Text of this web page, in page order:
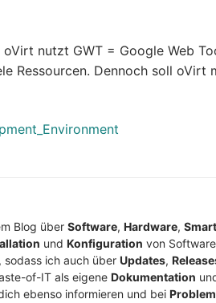
nutzt GWT = Google Web
Ressourcen. Dennoch soll oVirt
Blog über Software, Hardware, Smart
und Konfiguration von
sodass ich auch über Updates,
of-IT als eigene Dokumentation
ebenso informieren und bei